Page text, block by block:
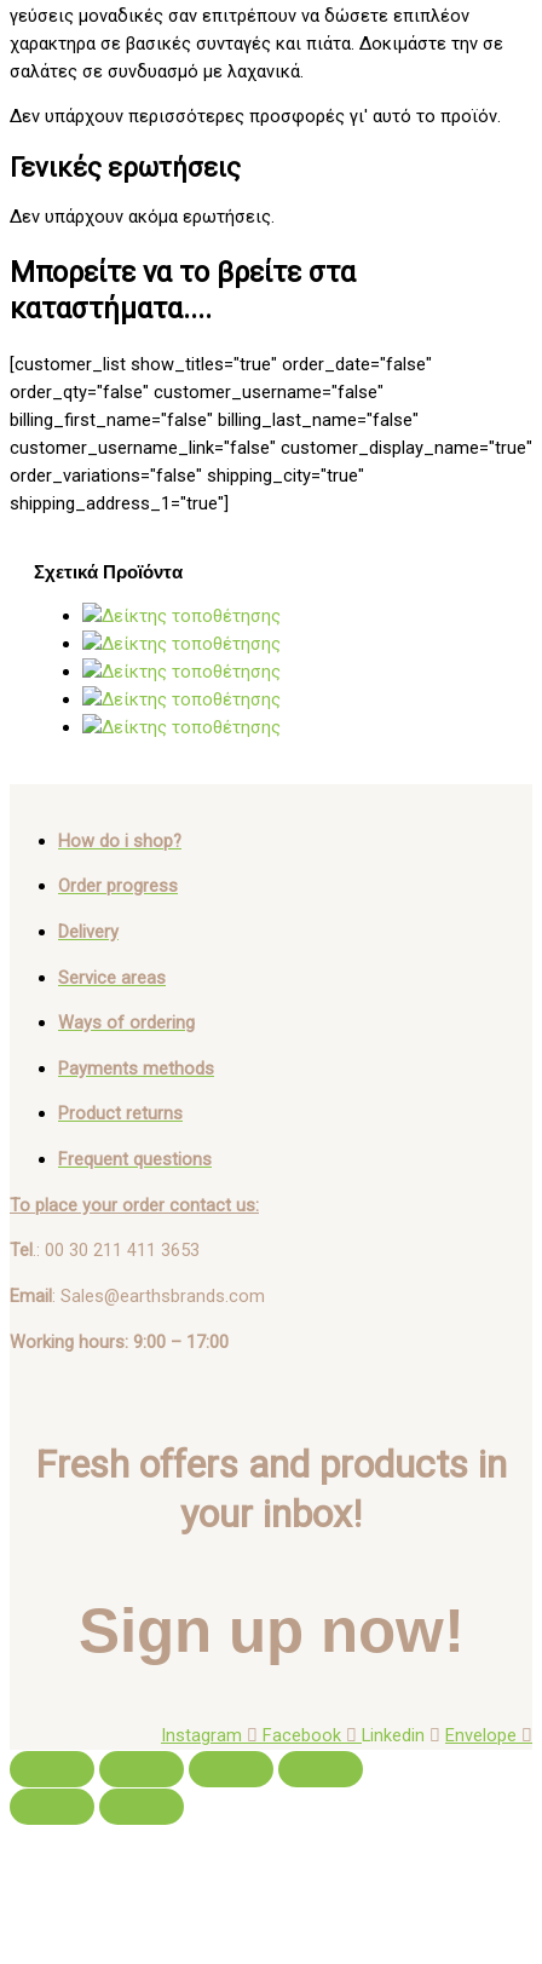
γεύσεις μοναδικές σαν επιτρέπουν να δώσετε επιπλέον
χαρακτηρα σε βασικές συνταγές και πιάτα. Δοκιμάστε την σε
σαλάτες σε συνδυασμό με λαχανικά.
Δεν υπάρχουν περισσότερες προσφορές γι' αυτό το προϊόν.
Γενικές ερωτήσεις
Δεν υπάρχουν ακόμα ερωτήσεις.
Μπορείτε να το βρείτε στα
καταστήματα....
[customer_list show_titles="true" order_date="false"
order_qty="false" customer_username="false"
billing_first_name="false" billing_last_name="false"
customer_username_link="false" customer_display_name="true"
order_variations="false" shipping_city="true"
shipping_address_1="true"]
Σχετικά Προϊόντα
How do i shop?
Order progress
Delivery
Service areas
Ways of ordering
Payments methods
Product returns
Frequent questions
To place your order contact us:
Tel .: 00 30 211 411 3653
Email: Sales@earthsbrands.com
Working hours: 9:00 – 17:00
Fresh offers and products in
your inbox!
Sign up now!
Instagram Facebook Linkedin Envelope